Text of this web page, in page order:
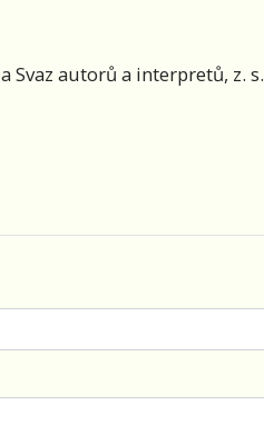
autorů a interpretů, z. s.